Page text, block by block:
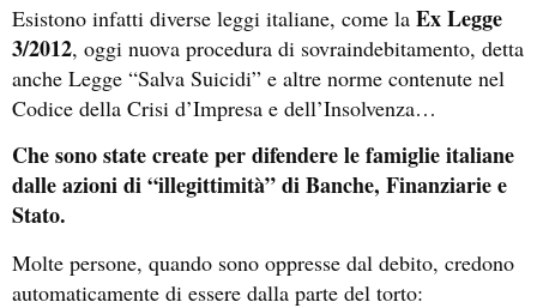
Esistono infatti diverse leggi italiane, come la Ex Legge
3/2012, oggi nuova procedura di sovraindebitamento, detta
anche Legge “Salva Suicidi” e altre norme contenute nel
Codice della Crisi d’Impresa e dell’Insolvenza…
Che sono state create per difendere le famiglie italiane
dalle azioni di “illegittimità” di Banche, Finanziarie e
Stato.
Molte persone, quando sono oppresse dal debito, credono
automaticamente di essere dalla parte del torto: